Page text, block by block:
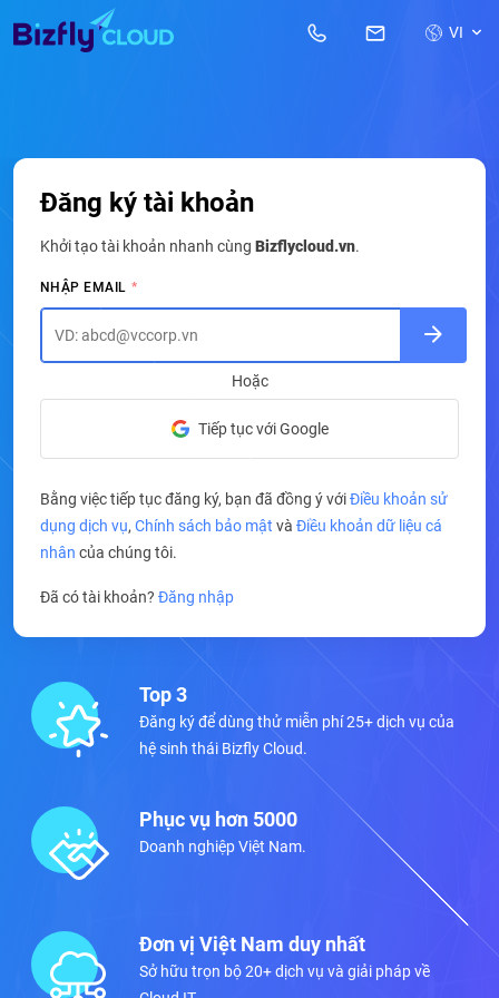
VI
Top 3
Đăng ký để dùng thử miễn phí 25+ dịch vụ của
hệ sinh thái Bizfly Cloud.
Phục vụ hơn 5000
Doanh nghiệp Việt Nam.
Đơn vị Việt Nam duy nhất
Sở hữu trọn bộ 20+ dịch vụ và giải pháp về
Đăng ký tài khoản
Khởi tạo tài khoản nhanh cùng Bizflycloud.vn.
NHẬP EMAIL
Hoặc
Tiếp tục với Google
Bằng việc tiếp tục đăng ký, bạn đã đồng ý vớiĐiều khoản sử
dụng dịch vụ, Chính sách bảo mật và Điều khoản dữ liệu cá
nhân của chúng tôi.
Đã có tài khoản? Đăng nhập